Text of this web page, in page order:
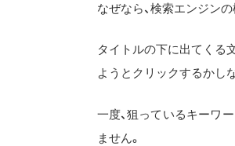
なぜなら、検索エンジン
タイトルの下に出てくる
ようとクリックするかし
一度、狙っているキーワ
ません。